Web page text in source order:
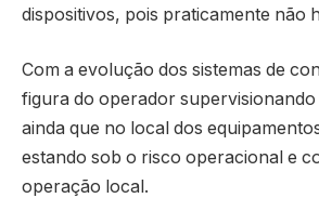
dispositivos, pois praticamente não
Com a evolução dos sistemas de
figura do operador supervisionando
ainda que no local dos
estando sob o risco operacional e
operação local.